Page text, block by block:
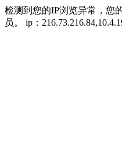
检测到您的IP浏览异常，您
员。 ip：